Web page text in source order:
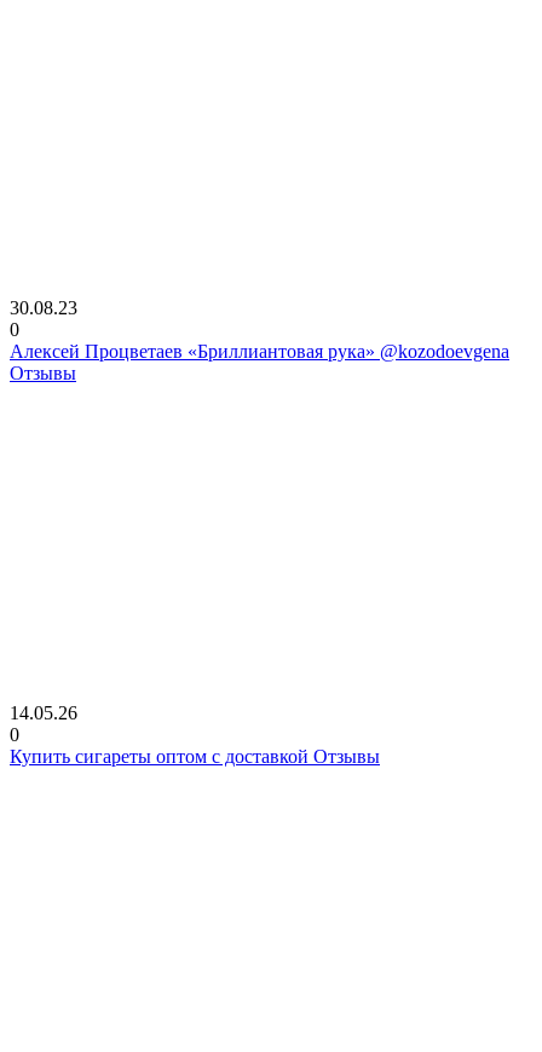
30.08.23
0
Алексей Процветаев «Бриллиантовая рука» @kozodoevgena
Отзывы
14.05.26
0
Купить сигареты оптом с доставкой Отзывы